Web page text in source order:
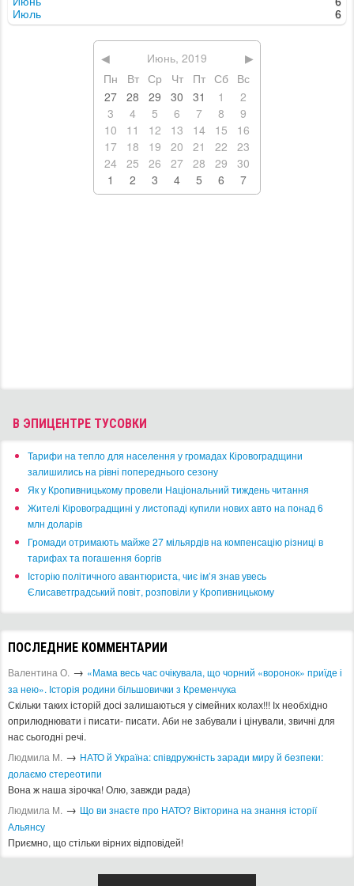
Июль
6
◀ Июнь, 2019
▶
Пн
Вт Ср Чт Пт Сб Вс
27 28 29 30 31 1
2
3
4 5 6 7 8
9
10
11 12 13 14 15
16
17
18 19 20 21 22
23
24 25 26 27 28 29
30
1
2 3 4 5 6 7
В ЭПИЦЕНТРЕ ТУСОВКИ
​Тарифи на тепло для населення у громадах Кіровоградщини
залишились на рівні попереднього сезону
​Як у Кропивницькому провели Національний тиждень читання
​Жителі Кіровоградщині у листопаді купили нових авто на понад 6
млн доларів
​Громади отримають майже 27 мільярдів на компенсацію різниці в
тарифах та погашення боргів
Історію політичного авантюриста, чиє ім’я знав увесь
Єлисаветградський повіт, розповіли у Кропивницькому
ПОСЛЕДНИЕ КОММЕНТАРИИ
Валентина О. → «Мама весь час очікувала, що чорний «воронок» приїде і
за нею». Історія родини більшовички з Кременчука
Скільки таких історій досі залишаються у сімейних колах!!! Іх необхідно
оприлюднювати і писати- писати. Аби не забували і цінували, звичні для
нас сьогодні речі.
Людмила М. → ​НАТО й Україна: співдружність заради миру й безпеки:
долаємо стереотипи
Вона ж наша зірочка! Олю, завжди рада)
Людмила М. → Що ви знаєте про НАТО? Вікторина на знання історії
Альянсу ​
Приємно, що стільки вірних відповідей!